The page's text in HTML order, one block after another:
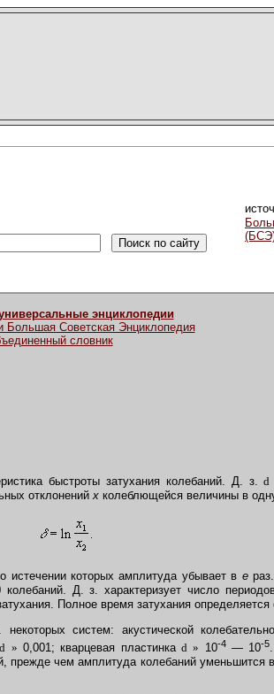
энциклопедии
Большая Советская Энциклопедия
словник
быстроты затухания колебаний. Д. з.d
отклоненийх колеблющейся величины в
которых амплитуда убывает в е
Д. з. характеризует число
Полное время затухания
систем: акустической
d » 0,001; кварцевая пластинка d » 10-4— 10-5
прежде чем амплитуда колебаний уменьшится в